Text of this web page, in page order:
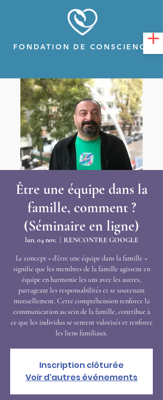
FONDATION DE CONSCIENCE
Être une équipe dans la
famille, comment ?
(Séminaire en ligne)
lun. 04 nov.
  |
RENCONTRE GOOGLE
Le concept « d'être une équipe dans la famille »
signifie que les membres de la famille agissent en
équipe en harmonie les uns avec les autres,
partageant les responsabilités et se soutenant
mutuellement. Cette compréhension renforce la
communication au sein de la famille, contribue à
ce que les individus se sentent valorisés et renforce
les liens familiaux.
Inscription clôturée
Voir d'autres événements